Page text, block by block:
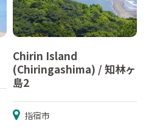
Chirin Island
(Chiringashima) / 知林ヶ
島2
指宿市